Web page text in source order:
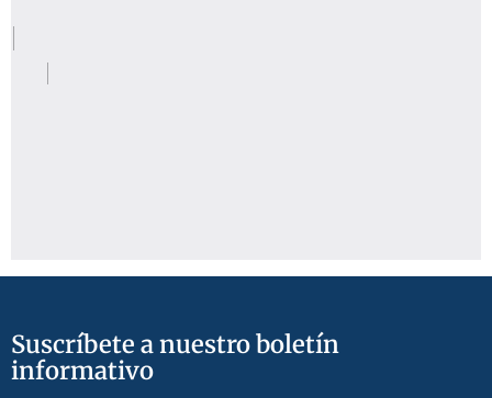
Suscríbete a nuestro boletín
informativo